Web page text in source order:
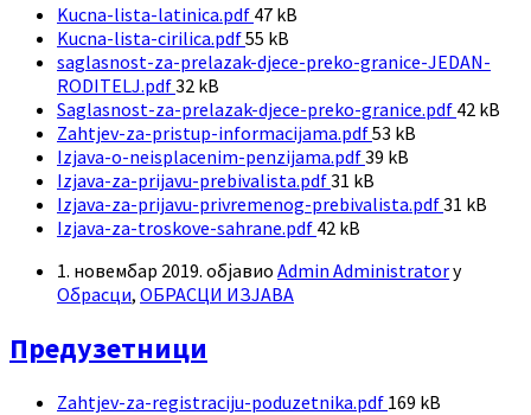
ПрилозиKucna-lista-latinica.pdf File
size:
47 kB
Kucna-lista-cirilica.pdfFile
size:
55 kB
saglasnost-za-prelazak-djece-preko-granice-JEDAN-
RODITELJ.pdfFile
size:
32 kB
Saglasnost-za-prelazak-djece-preko-granice.pdf File
42 kB
Zahtjev-za-pristup-informacijama.pdfFile
size:
53 kB
Izjava-o-neisplacenim-penzijama.pdfFile
size:
39 kB
Izjava-za-prijavu-prebivalista.pdfFile
size:
31 kB
Izjava-za-prijavu-privremenog-prebivalista.pdfFile
31 kB
Izjava-za-troskove-sahrane.pdf File
42 kB
1. новембар 2019. објавио Admin Administratorу
Обрасци, ОБРАСЦИ ИЗЈАВА
Предузетници
ПрилозиZahtjev-za-registraciju-poduzetnika.pdf File
169 kB